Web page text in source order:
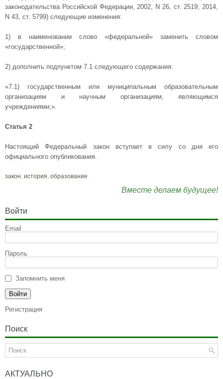
законодательства Российской Федерации, 2002, N 26, ст. 2519; 2014,
N 43, ст. 5799) следующие изменения:
1) в наименовании слово «федеральной» заменить словом
«государственной»;
2) дополнить подпунктом 7.1 следующего содержания:
«7.1) государственным или муниципальным образовательным
организациям и научным организациям, являющимся
учреждениями;».
Статья 2
Настоящий Федеральный закон вступает в силу со дня его
официального опубликования.
закон, история, образование
Вместе делаем будущее!
Войти
Email
Пароль
Запомнить меня
Регистрация
Поиск
АКТУАЛЬНО